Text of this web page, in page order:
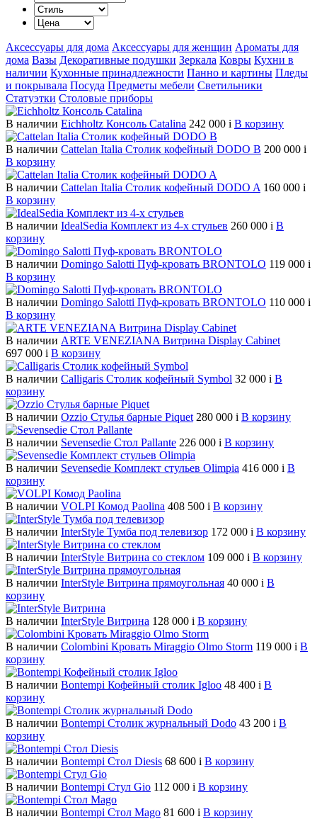
Аксессуары для дома Аксессуары для женщин Ароматы для
дома Вазы Декоративные подушки Зеркала Ковры Кухни в
наличии Кухонные принадлежности Панно и картины Пледы
и покрывала Посуда Предметы мебели Светильники
Статуэтки Столовые приборы
В наличии Eichholtz Консоль Catalina 242 000 i В корзину
В наличии Cattelan Italia Столик кофейный DODO B 200 000 i
В корзину
В наличии Cattelan Italia Столик кофейный DODO A 160 000 i
В корзину
В наличии IdealSedia Комплект из 4-х стульев 260 000 i В
корзину
В наличии Domingo Salotti Пуф-кровать BRONTOLO 119 000 i
В корзину
В наличии Domingo Salotti Пуф-кровать BRONTOLO 110 000 i
В корзину
В наличии ARTE VENEZIANA Витрина Display Cabinet
697 000 i В корзину
В наличии Calligaris Столик кофейный Symbol 32 000 i В
корзину
В наличии Ozzio Стулья барные Piquet 280 000 i В корзину
В наличии Sevensedie Стол Pallante 226 000 i В корзину
В наличии Sevensedie Комплект стульев Olimpia 416 000 i В
корзину
В наличии VOLPI Комод Paolina 408 500 i В корзину
В наличии InterStyle Тумба под телевизор 172 000 i В корзину
В наличии InterStyle Витрина со стеклом 109 000 i В корзину
В наличии InterStyle Витрина прямоугольная 40 000 i В
корзину
В наличии InterStyle Витрина 128 000 i В корзину
В наличии Colombini Кровать Miraggio Olmo Storm 119 000 i В
корзину
В наличии Bontempi Кофейный столик Igloo 48 400 i В
корзину
В наличии Bontempi Столик журнальный Dodo 43 200 i В
корзину
В наличии Bontempi Стол Diesis 68 600 i В корзину
В наличии Bontempi Стул Gio 112 000 i В корзину
В наличии Bontempi Стол Mago 81 600 i В корзину